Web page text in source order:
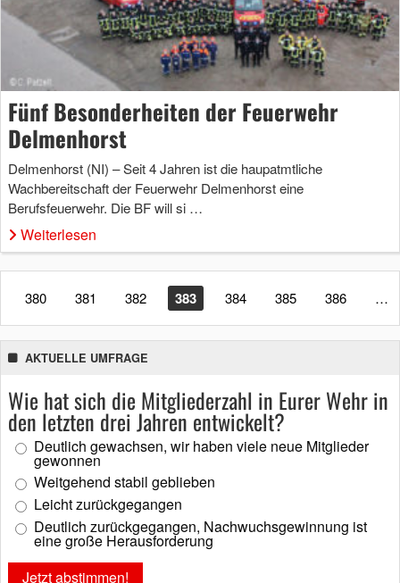
Fünf Besonderheiten der Feuerwehr
Delmenhorst
Delmenhorst (NI) – Seit 4 Jahren ist die haupatmtliche
Wachbereitschaft der Feuerwehr Delmenhorst eine
Berufsfeuerwehr. Die BF will si …
Weiterlesen
380 381 382 383 384 385 386 …
AKTUELLE UMFRAGE
Wie hat sich die Mitgliederzahl in Eurer Wehr in
den letzten drei Jahren entwickelt?
Deutlich gewachsen, wir haben viele neue Mitglieder
gewonnen
Weitgehend stabil geblieben
Leicht zurückgegangen
Deutlich zurückgegangen, Nachwuchsgewinnung ist
eine große Herausforderung